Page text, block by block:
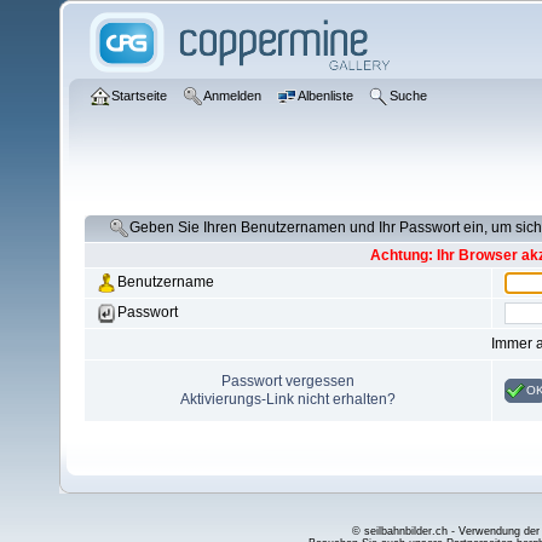
Startseite Anmelden Albenliste Suche
Geben Sie Ihren Benutzernamen und Ihr Passwort ein, um
Achtung: Ihr Browser
Benutzername
Passwort
Immer
Passwort vergessen
Aktivierungs-Link nicht erhalten?
© seilbahnbilder.ch - Verwendung